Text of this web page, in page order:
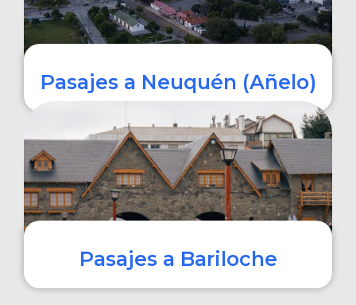
Pasajes a Neuquén (Añelo)
COMPRAR
Pasajes a Bariloche